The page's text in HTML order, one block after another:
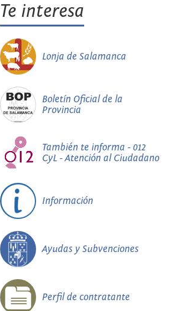
Te interesa
Lonja de Salamanca
Boletín Oficial de la
Provincia
También te informa - 012
CyL - Atención al Ciudadano
Información
Ayudas y Subvenciones
Perfil de contratante